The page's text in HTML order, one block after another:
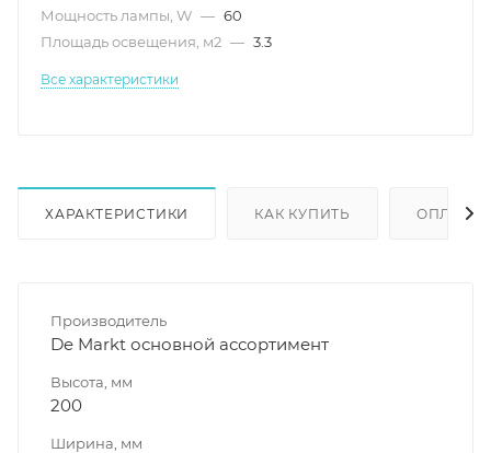
Мощность лампы, W — 60
Площадь освещения, м2 — 3.3
Все характеристики
ХАРАКТЕРИСТИКИ КАК КУПИТЬ ОПЛАТА
Производитель
De Markt основной ассортимент
Высота, мм
200
Ширина, мм